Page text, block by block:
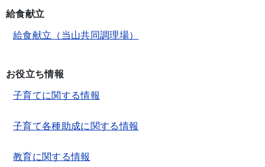
給食献立
給食献立（当山共同調理場）
お役立ち情報
子育てに関する情報
子育て各種助成に関する情報
教育に関する情報